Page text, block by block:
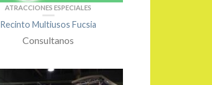
ATRACCIONES ESPECIALES
Recinto Multiusos Fucsia
Consultanos